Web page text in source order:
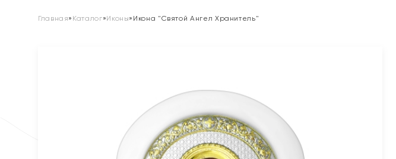
Главная» Каталог»Иконы» Икона "Святой Ангел Хранитель"